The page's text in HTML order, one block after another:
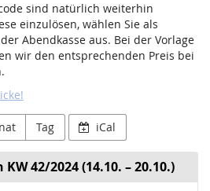
sind natürlich weiterhin
einzulösen, wählen Sie als
Abendkasse aus. Bei der Vorlage
wir den entsprechenden Preis bei
Tag iCal
42/2024 (14.10. – 20.10.)